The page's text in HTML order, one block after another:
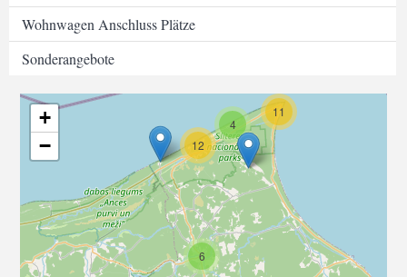
Wohnwagen Anschluss Plätze
Sonderangebote
11
4
12
6
+
−